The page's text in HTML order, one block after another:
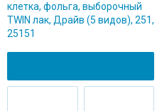
клетка, фольга, выборочный
TWIN лак, Драйв (5 видов), 251,
25151